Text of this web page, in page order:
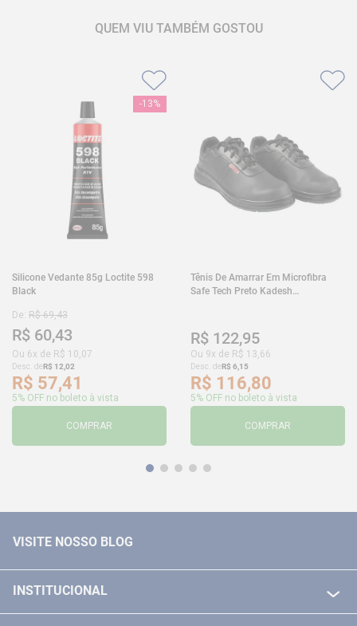
QUEM VIU TAMBÉM GOSTOU
-13%
Silicone Vedante 85g Loctite 598
Black
De: R$ 69,43
R$ 60,43
Ou 6x de R$ 10,07
Desc. deR$ 12,02
R$ 57,41
5% OFF no boleto à vista
COMPRAR
Tênis De Amarrar Em Microfibra
Safe Tech Preto Kadesh
R$ 122,95
Ou 9x de R$ 13,66
Desc. deR$ 6,15
R$ 116,80
5% OFF no boleto à vista
COMPRAR
VISITE NOSSO BLOG
INSTITUCIONAL